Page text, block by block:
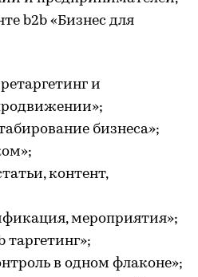
b2b «Бизнес для
и
бизнеса»;
контент,
мероприятия»;
таргетинг»;
в одном флаконе»;